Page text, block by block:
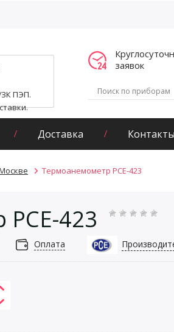
ПЭП.
заявок
Доставка Контакты
Термоанемометр РСЕ-423
РСЕ-423
Оплата